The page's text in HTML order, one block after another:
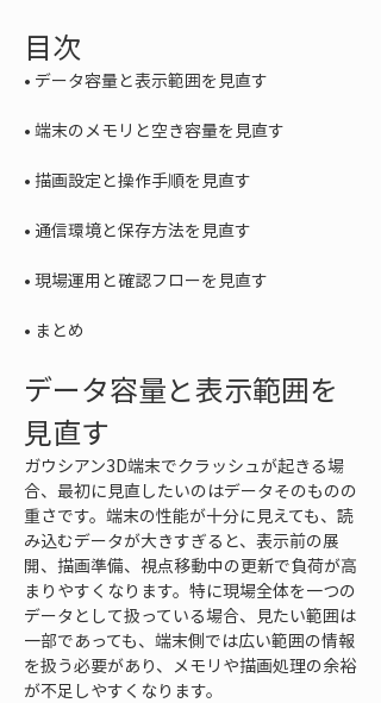
目次
•
•
•
•
•
• まとめ
データ容量と表示範囲を
見直す
ガウシアン3D端末でクラッシュが起きる場
合、最初に見直したいのはデータそのものの
重さです。端末の性能が十分に見えても、読
み込むデータが大きすぎると、表示前の展
開、描画準備、視点移動中の更新で負荷が高
まりやすくなります。特に現場全体を一つの
データとして扱っている場合、見たい範囲は
一部であっても、端末側では広い範囲の情報
を扱う必要があり、メモリや描画処理の余裕
が不足しやすくなります。